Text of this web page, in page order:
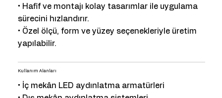
• Hafif ve montajı kolay tasarımlar ile uygulama
sürecini hızlandırır.
• Özel ölçü, form ve yüzey seçenekleriyle üretim
yapılabilir.
Kullanım Alanları
• İç mekân LED aydınlatma armatürleri